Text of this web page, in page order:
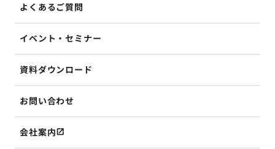
よくあるご質問
イベント・セミナー
資料ダウンロード
お問い合わせ
会社案内